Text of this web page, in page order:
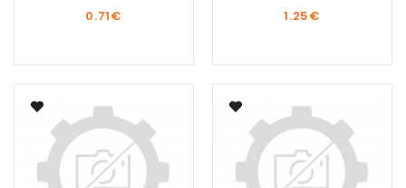
0.71€ 1.25€